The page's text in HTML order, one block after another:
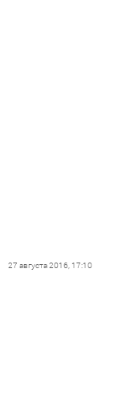
27 августа 2016, 17:10